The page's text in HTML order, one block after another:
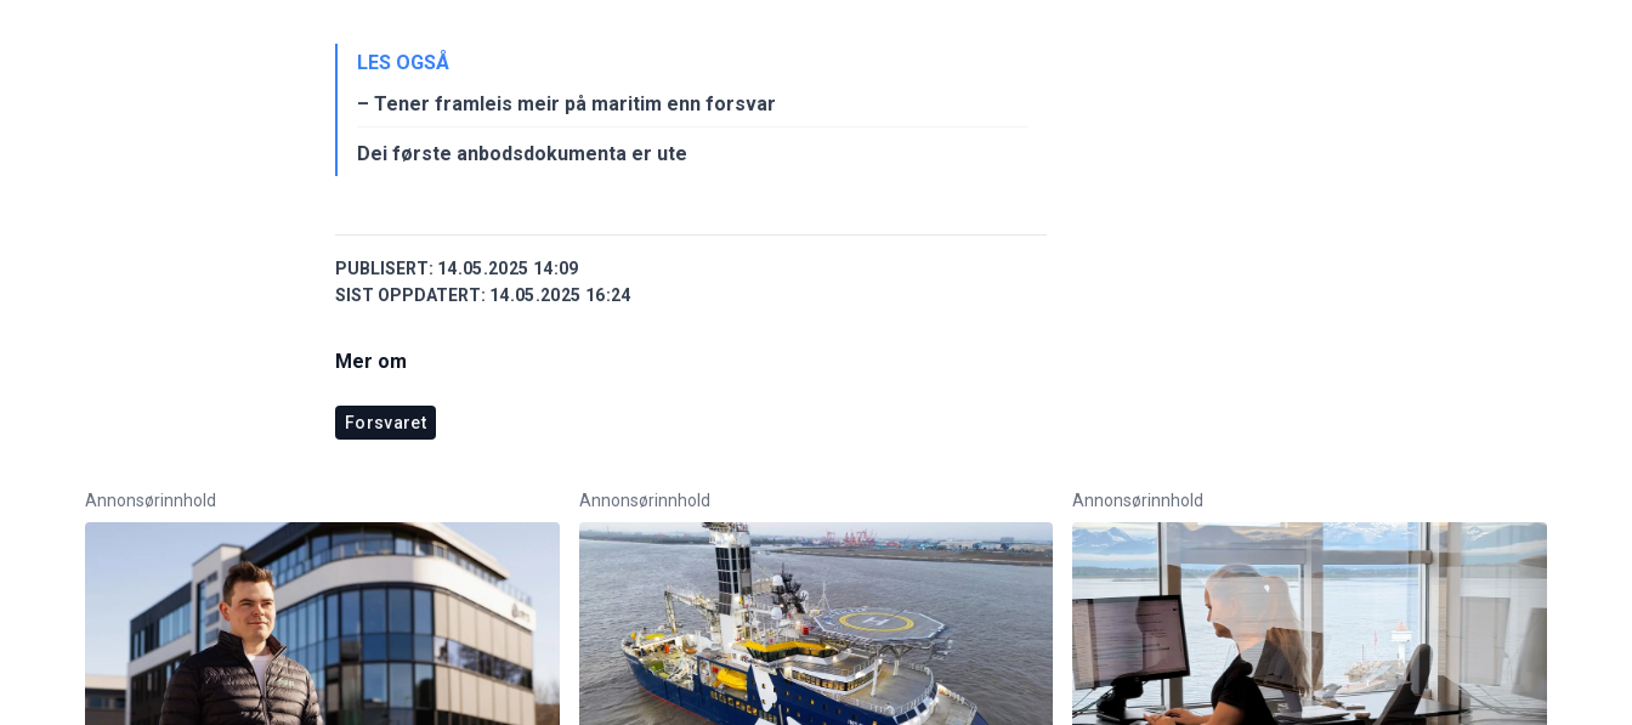
LES OGSÅ
– Tener framleis meir på maritim enn forsvar
Dei første anbodsdokumenta er ute
PUBLISERT: 14.05.2025 14:09
SIST OPPDATERT: 14.05.2025 16:24
Mer om
Forsvaret
Annonsørinnhold Annonsørinnhold Annonsørinnhold